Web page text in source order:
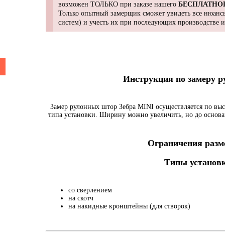
возможен ТОЛЬКО при заказе нашего
Только опытный замерщик сможет увидеть все
систем) и учесть их при последующих производстве
Инструкция по
Замер рулонных штор Зебра MINI осуществляется по
типа установки. Ширину можно увеличить, но до
Ограничения
Типы
со сверлением
на скотч
на накидные кронштейны (для створок)